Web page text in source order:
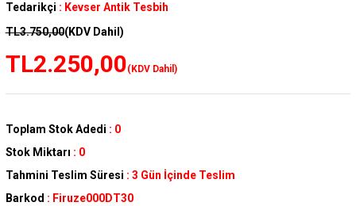
Tedarikçi : Kevser Antik Tesbih
TL3.750,00(KDV Dahil)
TL2.250,00(KDV Dahil)
Toplam Stok Adedi : 0
Stok Miktarı : 0
Tahmini Teslim Süresi : 3 Gün İçinde Teslim
Barkod : Firuze000DT30